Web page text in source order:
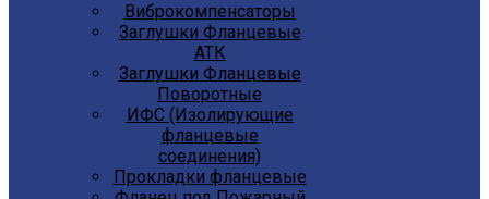
Виброкомпенсаторы
Заглушки Фланцевые
АТК
Заглушки Фланцевые
Поворотные
ИФС (Изолирующие
фланцевые
соединения)
Прокладки фланцевые